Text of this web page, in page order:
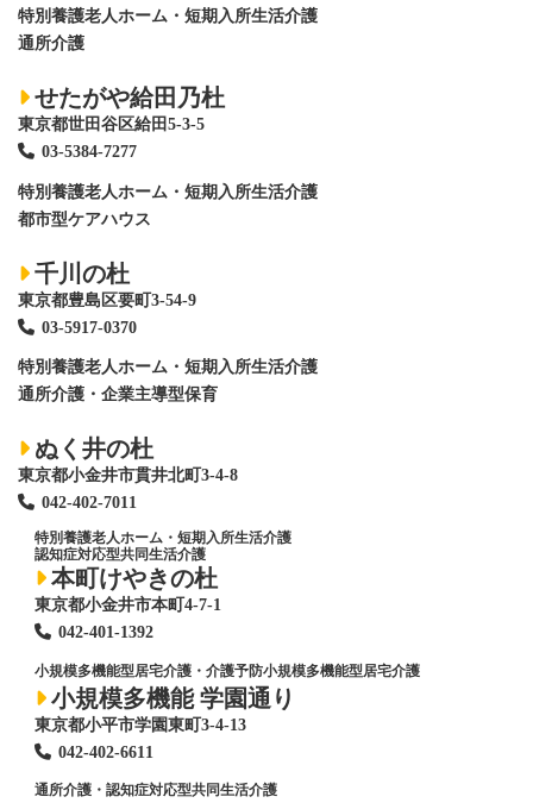
特別養護老人ホーム ・短期入所生活介護
通所介護
せたがや給田乃杜
東京都世田谷区給田5-3-5
03-5384-7277
特別養護老人ホーム ・短期入所生活介護
都市型ケアハウス
千川の杜
東京都豊島区要町3-54-9
03-5917-0370
特別養護老人ホーム ・短期入所生活介護
通所介護・企業主導型保育
ぬく井の杜
東京都小金井市貫井北町3-4-8
042-402-7011
特別養護老人ホーム ・短期入所生活介護
認知症対応型共同生活介護
本町けやきの杜
東京都小金井市本町4-7-1
042-401-1392
小規模多機能型居宅介護・介護予防小規模多機能型居宅介護
小規模多機能 学園通り
東京都小平市学園東町3-4-13
042-402-6611
通所介護・認知症対応型共同生活介護